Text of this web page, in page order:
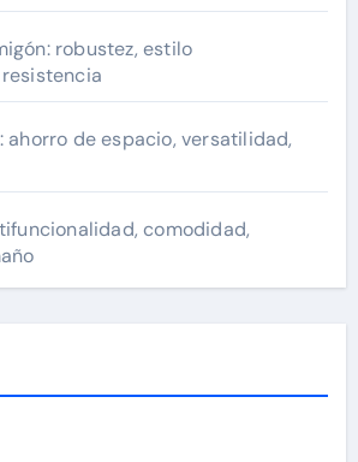
robustez, estilo
ahorro de espacio, versatilidad,
comodidad,